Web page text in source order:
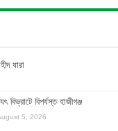
যারা
বিভ্রাটে বিপর্যস্ত হাজীগঞ্জ
5, 2026